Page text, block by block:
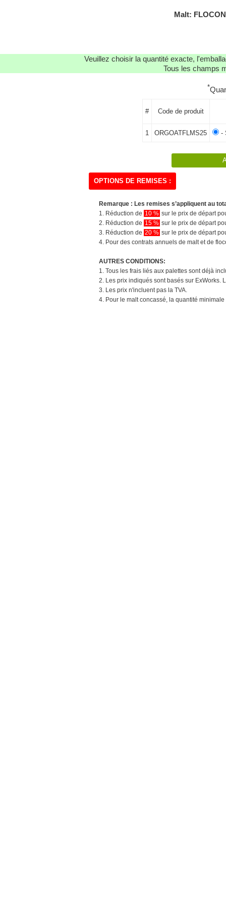
Malt:
Veuillez choisir la quantité exacte,
Tous les champs
*
# Code de produit
1 ORGOATFLMS25 -
OPTIONS DE REMISES :
Remarque : Les remises s’appliquent au
1. Réduction de 10 % sur le prix de départ
2. Réduction de 15 % sur le prix de départ
3. Réduction de 20 % sur le prix de départ
4. Pour des contrats annuels de malt et de
AUTRES CONDITIONS:
1. Tous les frais liés aux palettes sont déjà
2. Les prix indiqués sont basés sur ExWorks.
3. Les prix n'incluent pas la TVA.
4. Pour le malt concassé, la quantité